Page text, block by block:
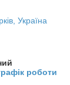
Україна
роботи